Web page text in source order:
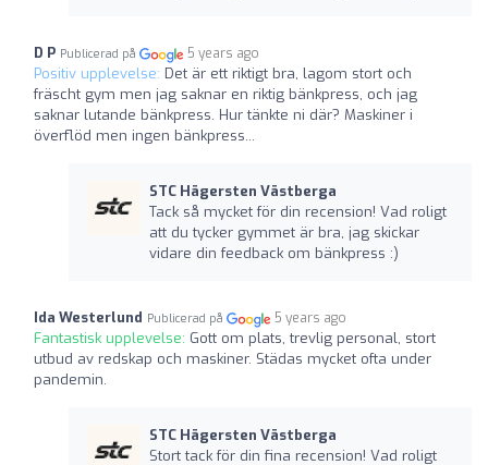
D P Publicerad på 5 years ago
Positiv upplevelse: Det är ett riktigt bra, lagom stort och
fräscht gym men jag saknar en riktig bänkpress, och jag
saknar lutande bänkpress. Hur tänkte ni där? Maskiner i
överflöd men ingen bänkpress...
STC Hägersten Västberga
Tack så mycket för din recension! Vad roligt
att du tycker gymmet är bra, jag skickar
vidare din feedback om bänkpress :)
Ida Westerlund Publicerad på 5 years ago
Fantastisk upplevelse: Gott om plats, trevlig personal, stort
utbud av redskap och maskiner. Städas mycket ofta under
pandemin.
STC Hägersten Västberga
Stort tack för din fina recension! Vad roligt